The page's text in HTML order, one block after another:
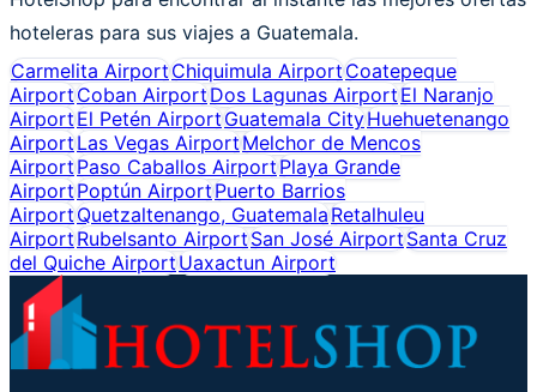
hoteleras para sus viajes a Guatemala.
Carmelita AirportChiquimula AirportCoatepeque
AirportCoban AirportDos Lagunas AirportEl Naranjo
AirportEl Petén AirportGuatemala CityHuehuetenango
AirportLas Vegas AirportMelchor de Mencos
AirportPaso Caballos AirportPlaya Grande
AirportPoptún AirportPuerto Barrios
AirportQuetzaltenango, GuatemalaRetalhuleu
AirportRubelsanto AirportSan José AirportSanta Cruz
del Quiche AirportUaxactun Airport